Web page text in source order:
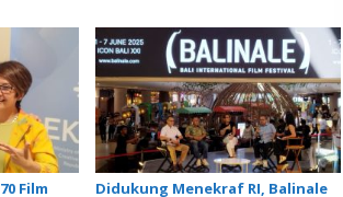
Didukung Menekraf RI, Balinale